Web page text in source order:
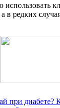
использовать
в редких
при диабете?